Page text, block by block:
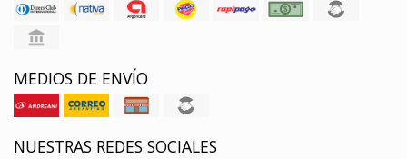
MEDIOS DE ENVÍO
NUESTRAS REDES SOCIALES